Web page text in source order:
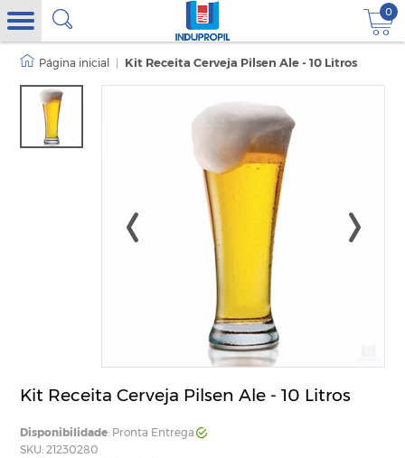
0
Kit Receita Cerveja Pilsen Ale - 10 Litros
Kit Receita Cerveja Pilsen Ale - 10 Litros
Disponibilidade: Pronta Entrega
SKU: 21230280